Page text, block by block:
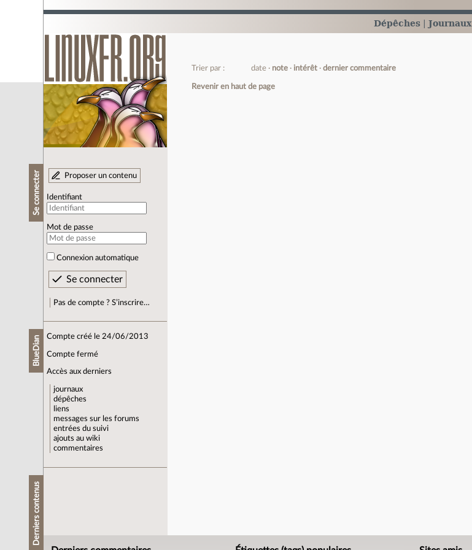
Dépêches Journaux
Se connecter Proposer un contenu
Identifiant
Mot de passe
Connexion automatique
Pas de compte ? S’inscrire…
BlueDian Compte créé le 24/06/2013
Compte fermé
Accès aux derniers
journaux
dépêches
liens
messages sur les forums
entrées du suivi
ajouts au wiki
commentaires
Derniers contenus
Trier par : date note intérêt dernier commentaire
Revenir en haut de page